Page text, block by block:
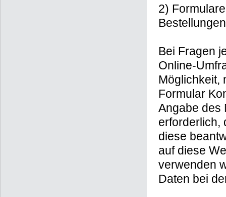
2)
Bestellungen
Bei Fragen
Online-
Möglichkeit,
Formular
Angabe des
erforderlich,
diese
auf diese
verwenden
Daten bei